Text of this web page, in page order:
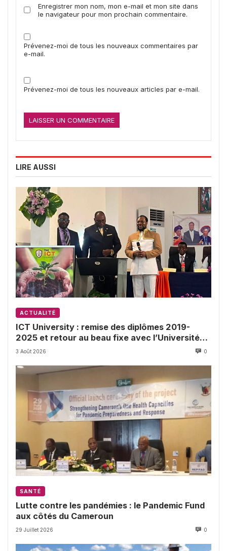
Enregistrer mon nom, mon e-mail et mon site dans
le navigateur pour mon prochain commentaire.
Prévenez-moi de tous les nouveaux commentaires par
e-mail.
Prévenez-moi de tous les nouveaux articles par e-mail.
LIRE AUSSI
ACTUALITÉ
ICT University : remise des diplômes 2019-
2025 et retour au beau fixe avec l’Université
de Buea
3 Août 2026 0
SANTÉ
Lutte contre les pandémies : le Pandemic Fund
aux côtés du Cameroun
29 Juillet 2026 0